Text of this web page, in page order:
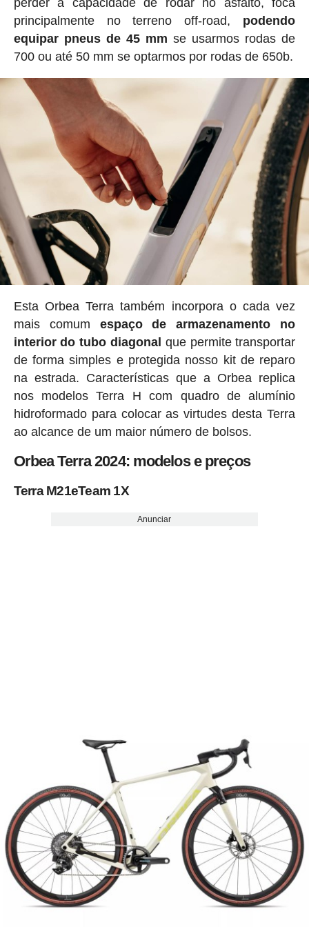
perder a capacidade de rodar no asfalto, foca
principalmente no terreno off-road, podendo
equipar pneus de 45 mm se usarmos rodas de
700 ou até 50 mm se optarmos por rodas de 650b.
Esta Orbea Terra também incorpora o cada vez
mais comum espaço de armazenamento no
interior do tubo diagonal que permite transportar
de forma simples e protegida nosso kit de reparo
na estrada. Características que a Orbea replica
nos modelos Terra H com quadro de alumínio
hidroformado para colocar as virtudes desta Terra
ao alcance de um maior número de bolsos.
Orbea Terra 2024: modelos e preços
Terra M21eTeam 1X
Anunciar